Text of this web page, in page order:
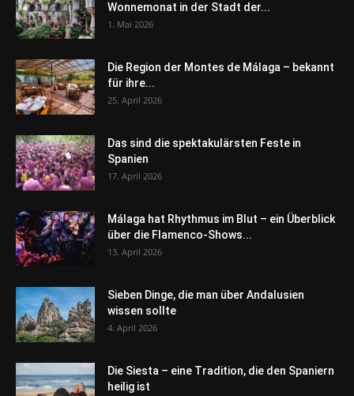
Wonnemonat in der Stadt der...
1. Mai 2026
Die Region der Montes de Málaga – bekannt
für ihre...
25. April 2026
Das sind die spektakulärsten Feste in
Spanien
17. April 2026
Málaga hat Rhythmus im Blut – ein Überblick
über die Flamenco-Shows...
13. April 2026
Sieben Dinge, die man über Andalusien
wissen sollte
4. April 2026
Die Siesta – eine Tradition, die den Spaniern
heilig ist